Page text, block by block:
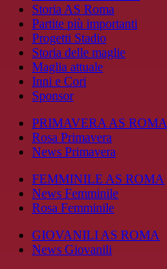
Storia AS Roma
Partite più importanti
Progetti Stadio
Storia delle maglie
Maglia attuale
Inni e Cori
Sponsor
PRIMAVERA AS ROMA
Rosa Primavera
News Primavera
FEMMINILE AS ROMA
News Femminile
Rosa Femminile
GIOVANILI AS ROMA
News Giovanili